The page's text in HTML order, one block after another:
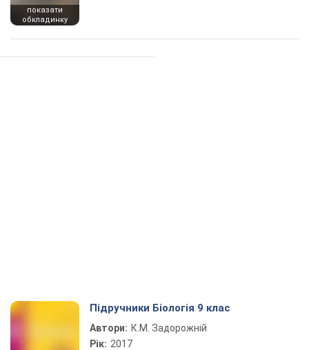
показати
обкладинку
Підручники Біологія 9 клас
Автори: К.М. Задорожній
Рік: 2017